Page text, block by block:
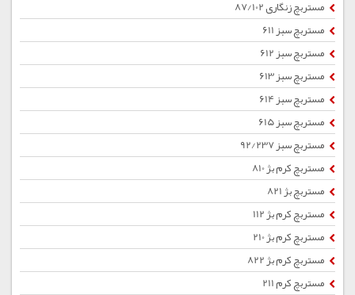
مستربچ زنگاری 87/102
مستربچ سبز 611
مستربچ سبز 612
مستربچ سبز 613
مستربچ سبز 614
مستربچ سبز 615
مستربچ سبز 92/237
مستربچ کرم بژ 810
مستربچ بژ 821
مستربچ کرم بژ 112
مستربچ کرم بژ 210
مستربچ کرم بژ 822
مستربچ کرم 211